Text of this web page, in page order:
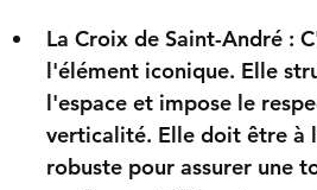
La Croix de Saint-André :
l'élément iconique. Elle
l'espace et impose le
verticalité. Elle doit être à
robuste pour assurer une